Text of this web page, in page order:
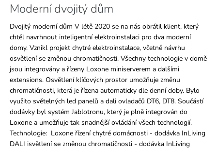
Moderní dvojitý dům
Dvojitý moderní dům V létě 2020 se na nás obrátil klient, který
chtěl navrhnout inteligentní elektroinstalaci pro dva moderní
domy. Vznikl projekt chytré elektroinstalace, včetně návrhu
osvětlení se změnou chromatičnosti. Všechny technologie v domě
jsou integrovány a řízeny Loxone miniserverem a dalšími
extensions. Osvětlení klíčových prostor umožňuje změnu
chromatičnosti, která je řízena automaticky dle denní doby. Bylo
využito světelných led panelů a dali ovladačů DT6, DT8. Součástí
dodávky byl systém Jablotronu, který je plně integrován do
Loxone a umožňuje tak snadnější ovládání všech technologií.
Technologie: Loxone řízení chytré domácnosti - dodávka InLiving
DALI isvětlení se změnou chromatičnosti - dodávka InLiving